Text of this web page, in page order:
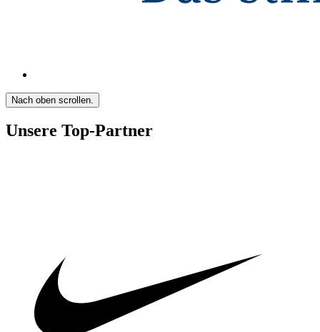
Nach oben scrollen.
Unsere Top-Partner